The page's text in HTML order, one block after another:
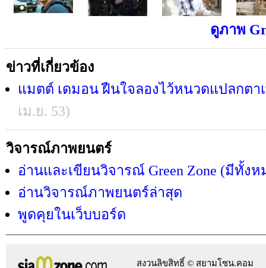
ดูภาพ
ข่าวที่เกี่ยวข้อง
แมตต์ เดมอน ฝืนใจลองไว้หนวดแปลกตา
เม.ย. 53)
วิจารณ์ภาพยนตร์
อ่านและเขียนวิจารณ์ Green Zone (มีทั้ง
อ่านวิจารณ์ภาพยนตร์ล่าสุด
พูดคุยในเว็บบอร์ด
สงวนลิขสิทธิ์ © สยามโซน.คอม